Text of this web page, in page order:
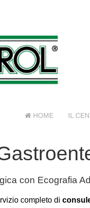
HOME IL
con Ecografia
completo di